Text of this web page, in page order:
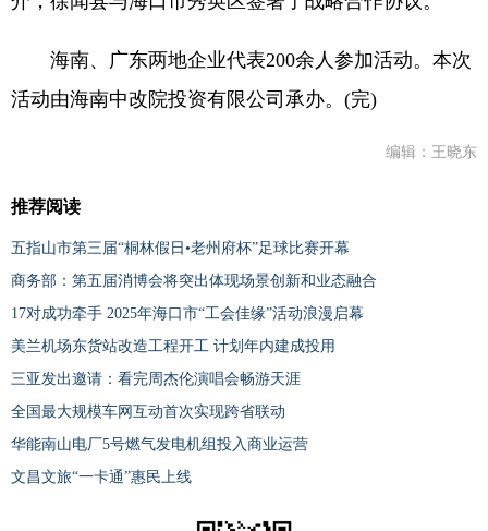
海南、广东两地企业代表200余人参加活动。本次
活动由海南中改院投资有限公司承办。(完)
编辑：王晓东
推荐阅读
五指山市第三届“桐林假日•老州府杯”足球比赛开幕
商务部：第五届消博会将突出体现场景创新和业态融合
17对成功牵手 2025年海口市“工会佳缘”活动浪漫启幕
美兰机场东货站改造工程开工 计划年内建成投用
三亚发出邀请：看完周杰伦演唱会畅游天涯
全国最大规模车网互动首次实现跨省联动
华能南山电厂5号燃气发电机组投入商业运营
文昌文旅“一卡通”惠民上线